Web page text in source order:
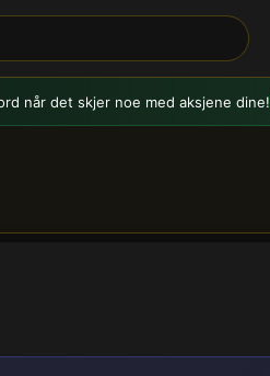
når det skjer noe med aksjene dine!